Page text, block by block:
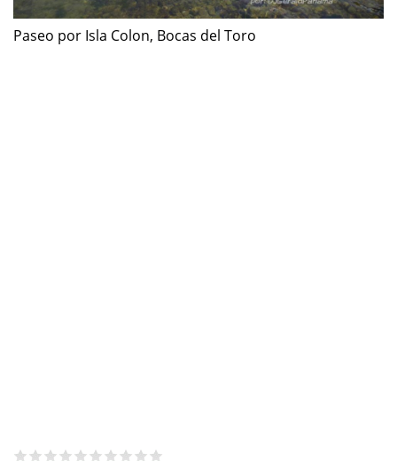
Paseo por Isla Colon, Bocas del Toro